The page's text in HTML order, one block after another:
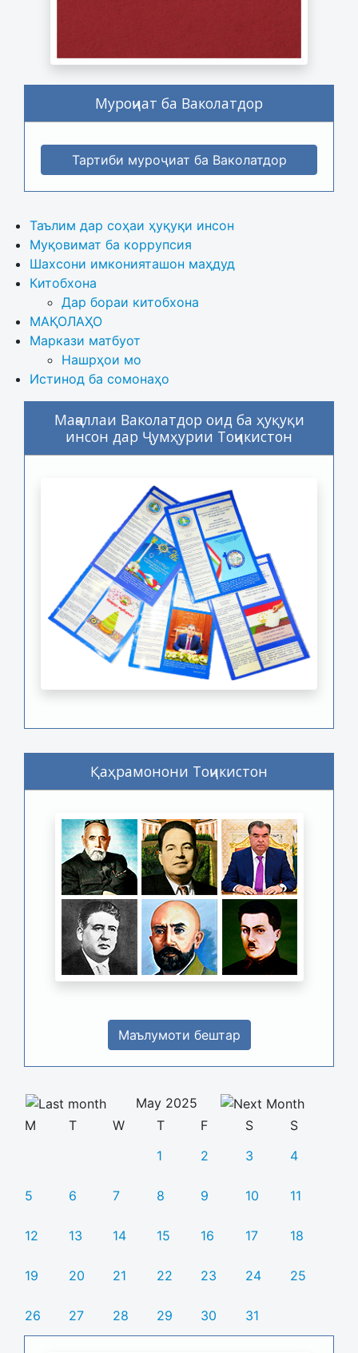
Муроҷиат ба Ваколатдор
Тартиби муроҷиат ба Ваколатдор
Таълим дар соҳаи ҳуқуқи инсон
Муқовимат ба коррупсия
Шахсони имконияташон маҳдуд
Китобхона
Дар бораи китобхона
МАҚОЛАҲО
Маркази матбуот
Нашрҳои мо
Истинод ба сомонаҳо
Маҷаллаи Ваколатдор оид ба ҳуқуқи
инсон дар Ҷумҳурии Тоҷикистон
Қаҳрамонони Тоҷикистон
Маълумоти бештар
May 2025
M
T W T F S
S
1
2 3 4
5 6 7 8 9 10 11
12 13 14 15 16 17 18
19 20 21 22 23 24 25
26 27 28 29 30 31